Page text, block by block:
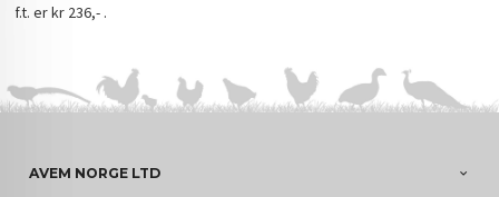
f.t. er kr 236,- .
AVEM NORGE LTD